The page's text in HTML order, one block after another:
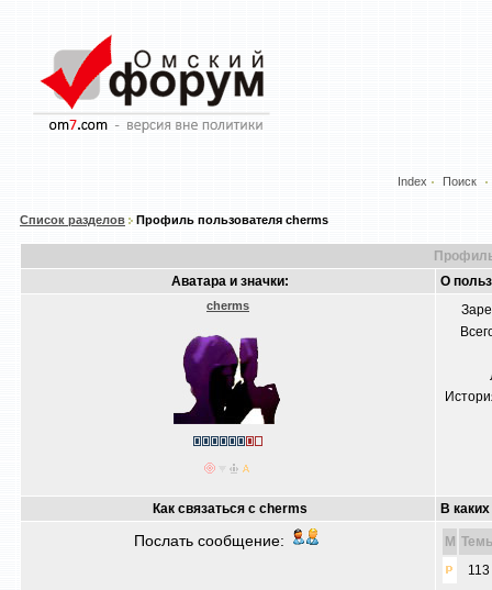
Index Поиск
Список разделов Профиль пользователя cherms
Аватара и значки:
О
cherms
Как связаться с cherms В
Послать сообщение: M
113